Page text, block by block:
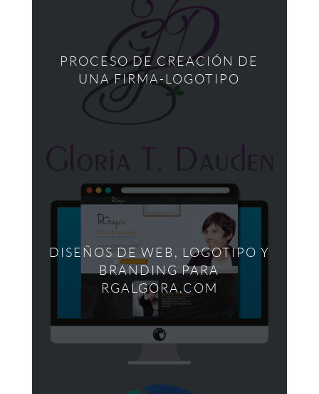
PROCESO DE CREACIÓN DE
UNA FIRMA-LOGOTIPO
DISEÑOS DE WEB, LOGOTIPO Y
BRANDING PARA
RGALGORA.COM